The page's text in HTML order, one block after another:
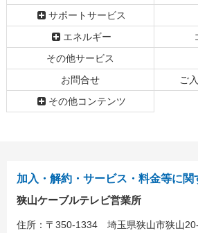
へ
サポートサービス
エネルギー
その他サービス
お問合せ
ご
その他コンテンツ
加入・解約・サービス・料金等に関
狭山ケーブルテレビ営業所
住所： 〒350-1334 埼玉県狭山市狭山